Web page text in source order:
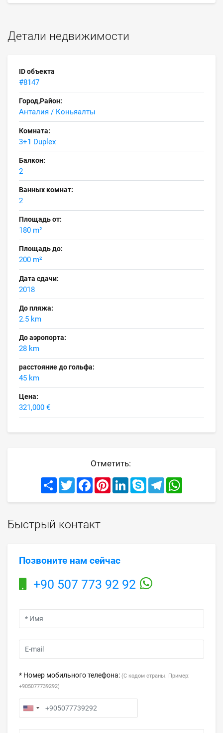
Детали недвижимости
ID объекта
#8147
Город,Район:
Анталия / Коньяалты
Комната:
3+1 Duplex
Балкон:
2
Ванных комнат:
2
Площадь от:
180 m²
Площадь до:
200 m²
Дата сдачи:
2018
До пляжа:
2.5 km
До аэропорта:
28 km
расстояние до гольфа:
45 km
Цена:
321,000 €
Отметить:
Share TwitterFacebookPinterestLinkedInSkype Telegram
Быстрый контакт
Позвоните нам сейчас
+90 507 773 92 92
* Номер мобильного телефона: (С кодом страны. Пример:
+905077739292)